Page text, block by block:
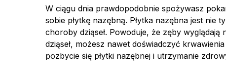
W ciągu dnia prawdopodobnie spożywasz
sobie płytkę nazębną. Płytka nazębna jest
choroby dziąseł. Powoduje, że zęby
dziąseł, możesz nawet doświadczyć
pozbycie się płytki nazębnej i utrzymanie